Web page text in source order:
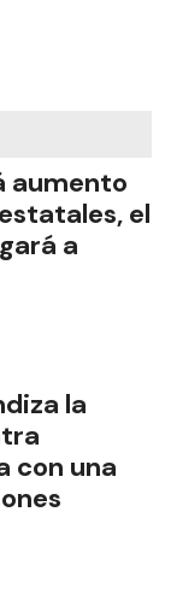
aumento
el
a
la
con una